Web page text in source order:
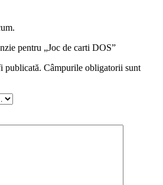
pentru „Joc de carti DOS”
publicată. Câmpurile obligatorii sunt